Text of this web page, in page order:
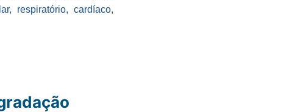
respiratório, cardíaco,